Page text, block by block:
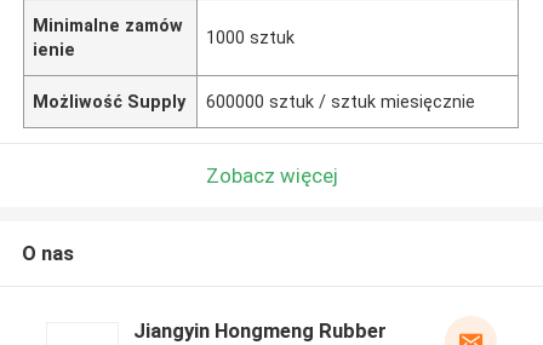
Minimalne zamów
ienie
1000 sztuk
Możliwość Supply 600000 sztuk / sztuk miesięcznie
Zobacz więcej
O nas
Jiangyin Hongmeng Rubber